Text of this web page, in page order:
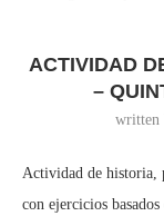
ACTIVIDAD
–
written
Actividad de historia,
con ejercicios